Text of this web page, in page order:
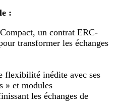
:
un contrat ERC-
transformer les échanges
flexibilité inédite avec ses
» et modules
les échanges de